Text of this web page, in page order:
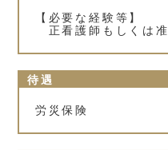
【必要な経験等】
正看護師もしくは
待遇
労災保険